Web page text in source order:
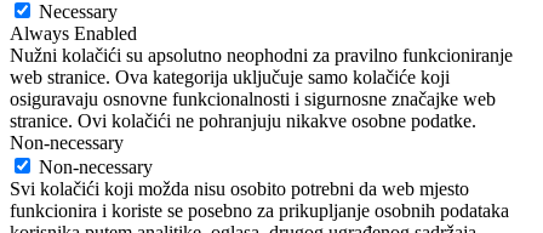
Necessary
Always Enabled
Nužni kolačići su apsolutno neophodni za pravilno funkcioniranje
web stranice. Ova kategorija uključuje samo kolačiće koji
osiguravaju osnovne funkcionalnosti i sigurnosne značajke web
stranice. Ovi kolačići ne pohranjuju nikakve osobne podatke.
Non-necessary
Non-necessary
Svi kolačići koji možda nisu osobito potrebni da web mjesto
funkcionira i koriste se posebno za prikupljanje osobnih podataka